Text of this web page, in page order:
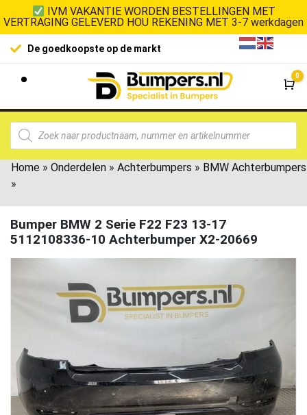
IVM VAKANTIE WORDEN BESTELLINGEN MET
VERTRAGING GELEVERD HOU REKENING MET 3-7 werkdagen
De goedkoopste op de markt
0
Home » Onderdelen » Achterbumpers » BMW Achterbumpers
»
Bumper BMW 2 Serie F22 F23 13-17
5112108336-10 Achterbumper X2-20669